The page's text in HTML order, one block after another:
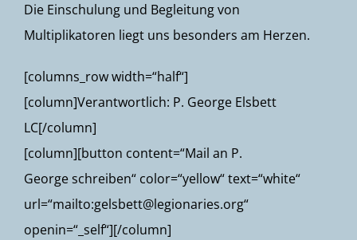
Die Einschulung und Begleitung von
Multiplikatoren liegt uns besonders am Herzen.
[columns_row width=“half“]
[column]Verantwortlich: P. George Elsbett
LC[/column]
[column][button content=“Mail an P.
George schreiben“ color=“yellow“ text=“white“
url=“mailto:gelsbett@legionaries.org“
openin=“_self“][/column]